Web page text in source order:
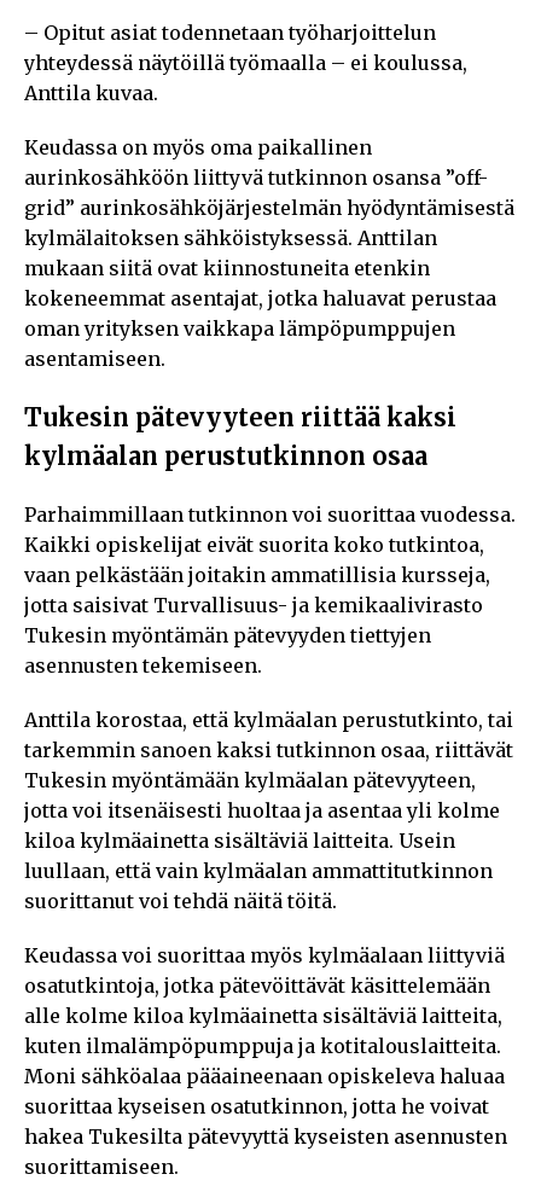
– Opitut asiat todennetaan työharjoittelun
yhteydessä näytöillä työmaalla – ei koulussa,
Anttila kuvaa.
Keudassa on myös oma paikallinen
aurinkosähköön liittyvä tutkinnon osansa ”off-
grid” aurinkosähköjärjestelmän hyödyntämisestä
kylmälaitoksen sähköistyksessä. Anttilan
mukaan siitä ovat kiinnostuneita etenkin
kokeneemmat asentajat, jotka haluavat perustaa
oman yrityksen vaikkapa lämpöpumppujen
asentamiseen.
Tukesin pätevyyteen riittää kaksi
kylmäalan perustutkinnon osaa
Parhaimmillaan tutkinnon voi suorittaa vuodessa.
Kaikki opiskelijat eivät suorita koko tutkintoa,
vaan pelkästään joitakin ammatillisia kursseja,
jotta saisivat Turvallisuus- ja kemikaalivirasto
Tukesin myöntämän pätevyyden tiettyjen
asennusten tekemiseen.
Anttila korostaa, että kylmäalan perustutkinto, tai
tarkemmin sanoen kaksi tutkinnon osaa, riittävät
Tukesin myöntämään kylmäalan pätevyyteen,
jotta voi itsenäisesti huoltaa ja asentaa yli kolme
kiloa kylmäainetta sisältäviä laitteita. Usein
luullaan, että vain kylmäalan ammattitutkinnon
suorittanut voi tehdä näitä töitä.
Keudassa voi suorittaa myös kylmäalaan liittyviä
osatutkintoja, jotka pätevöittävät käsittelemään
alle kolme kiloa kylmäainetta sisältäviä laitteita,
kuten ilmalämpöpumppuja ja kotitalouslaitteita.
Moni sähköalaa pääaineenaan opiskeleva haluaa
suorittaa kyseisen osatutkinnon, jotta he voivat
hakea Tukesilta pätevyyttä kyseisten asennusten
suorittamiseen.